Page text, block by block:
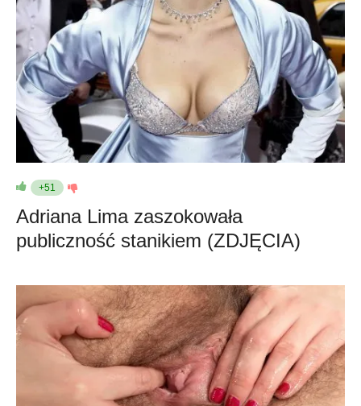
+51
Adriana Lima zaszokowała
publiczność stanikiem (ZDJĘCIA)